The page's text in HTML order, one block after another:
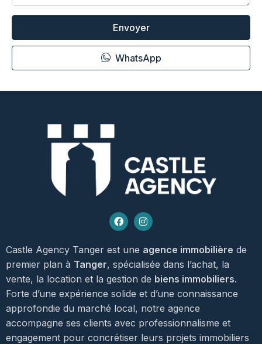
Envoyer
WhatsApp
Castle Agency Tanger est une agence immobilière de
premier plan à Tanger, spécialisée dans l’achat, la
vente, la location et la gestion de biens immobiliers.
Forte d’une expérience solide et d’une connaissance
approfondie du marché local, notre agence
accompagne ses clients avec professionnalisme et
engagement pour concrétiser leurs projets immobiliers